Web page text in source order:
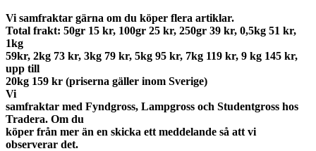
Vi samfraktar gärna om du köper flera artiklar.
Total frakt: 50gr 15 kr, 100gr 25 kr, 250gr 39 kr, 0,5kg 51 kr,
1kg
59kr, 2kg 73 kr, 3kg 79 kr, 5kg 95 kr, 7kg 119 kr, 9 kg 145 kr,
upp till
20kg 159 kr (priserna gäller inom Sverige)
Vi
samfraktar med Fyndgross, Lampgross och Studentgross hos
Tradera. Om du
köper från mer än en skicka ett meddelande så att vi
observerar det.